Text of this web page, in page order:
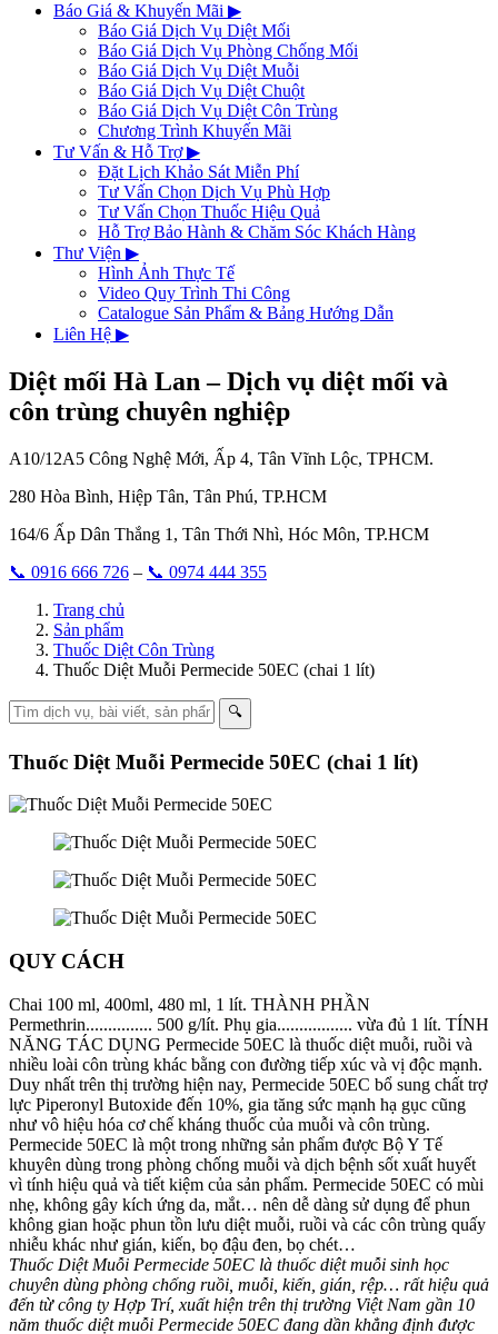
Báo Giá & Khuyến Mãi ▶
Báo Giá Dịch Vụ Diệt Mối
Báo Giá Dịch Vụ Phòng Chống Mối
Báo Giá Dịch Vụ Diệt Muỗi
Báo Giá Dịch Vụ Diệt Chuột
Báo Giá Dịch Vụ Diệt Côn Trùng
Chương Trình Khuyến Mãi
Tư Vấn & Hỗ Trợ▶
Đặt Lịch Khảo Sát Miễn Phí
Tư Vấn Chọn Dịch Vụ Phù Hợp
Tư Vấn Chọn Thuốc Hiệu Quả
Hỗ Trợ Bảo Hành & Chăm Sóc Khách Hàng
Thư Viện ▶
Hình Ảnh Thực Tế
Video Quy Trình Thi Công
Catalogue Sản Phẩm & Bảng Hướng Dẫn
Liên Hệ ▶
Diệt mối Hà Lan – Dịch vụ diệt mối và
côn trùng chuyên nghiệp
A10/12A5 Công Nghệ Mới, Ấp 4, Tân Vĩnh Lộc, TPHCM.
280 Hòa Bình, Hiệp Tân, Tân Phú, TP.HCM
164/6 Ấp Dân Thắng 1, Tân Thới Nhì, Hóc Môn, TP.HCM
📞 0916 666 726 – 📞 0974 444 355
Trang chủ
Sản phẩm
Thuốc Diệt Côn Trùng
Thuốc Diệt Muỗi Permecide 50EC (chai 1 lít)
🔍
Thuốc Diệt Muỗi Permecide 50EC (chai 1 lít)
QUY CÁCH
Chai 100 ml, 400ml, 480 ml, 1 lít. THÀNH PHẦN
Permethrin............... 500 g/lít. Phụ gia................. vừa đủ 1 lít. TÍNH
NĂNG TÁC DỤNG Permecide 50EC là thuốc diệt muỗi, ruồi và
nhiều loài côn trùng khác bằng con đường tiếp xúc và vị độc mạnh.
Duy nhất trên thị trường hiện nay, Permecide 50EC bổ sung chất trợ
lực Piperonyl Butoxide đến 10%, gia tăng sức mạnh hạ gục cũng
như vô hiệu hóa cơ chế kháng thuốc của muỗi và côn trùng.
Permecide 50EC là một trong những sản phẩm được Bộ Y Tế
khuyên dùng trong phòng chống muỗi và dịch bệnh sốt xuất huyết
vì tính hiệu quả và tiết kiệm của sản phẩm. Permecide 50EC có mùi
nhẹ, không gây kích ứng da, mắt… nên dễ dàng sử dụng để phun
không gian hoặc phun tồn lưu diệt muỗi, ruồi và các côn trùng quấy
nhiễu khác như gián, kiến, bọ đậu đen, bọ chét…
Thuốc Diệt Muỗi Permecide 50EC là thuốc diệt muỗi sinh học
chuyên dùng phòng chống ruồi, muỗi, kiến, gián, rệp… rất hiệu quả
đến từ công ty Hợp Trí, xuất hiện trên thị trường Việt Nam gần 10
năm thuốc diệt muỗi Permecide 50EC đang dần khẳng định được